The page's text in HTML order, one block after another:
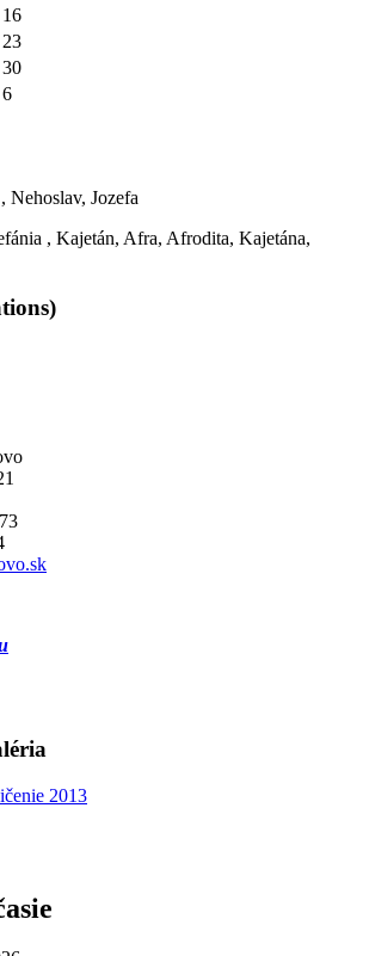
16
23
30
6
, Nehoslav, Jozefa
, Kajetán, Afra, Afrodita, Kajetána,